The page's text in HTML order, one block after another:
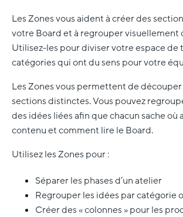
Les Zones vous aident à créer des
votre Board et à regrouper visuellement
Utilisez-les pour diviser votre espace de
catégories qui ont du sens pour votre
Les Zones vous permettent de
sections distinctes. Vous pouvez
des idées liées afin que chacun sache où
contenu et comment lire le Board.
Utilisez les Zones pour :
Séparer les phases d’un atelier
Regrouper les idées par catégorie
Créer des « colonnes » pour les